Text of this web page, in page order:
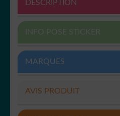
DESCRIPTION
INFO POSE STICKER
MARQUES
AVIS PRODUIT